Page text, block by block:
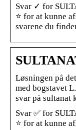
Svar ✓ for
⭐ for at kunne
svarene du
Løsningen på
med bogstavet
svar på
Svar ✅ for
⭐ for at kunne